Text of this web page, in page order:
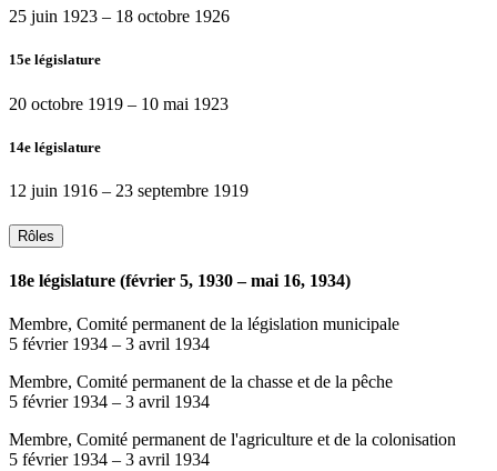
25 juin 1923 – 18 octobre 1926
15e législature
20 octobre 1919 – 10 mai 1923
14e législature
12 juin 1916 – 23 septembre 1919
Rôles
18e législature (février 5, 1930 – mai 16, 1934)
Membre, Comité permanent de la législation municipale
5 février 1934 – 3 avril 1934
Membre, Comité permanent de la chasse et de la pêche
5 février 1934 – 3 avril 1934
Membre, Comité permanent de l'agriculture et de la colonisation
5 février 1934 – 3 avril 1934